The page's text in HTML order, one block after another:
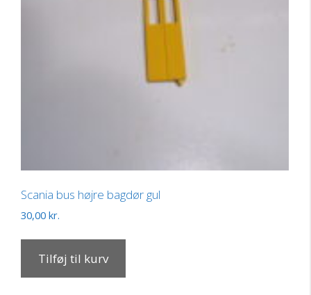
Scania bus højre bagdør gul
30,00 kr.
Tilføj til kurv